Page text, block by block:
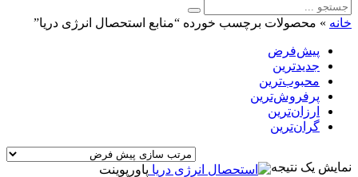
خانه » محصولات برچسب خورده “منابع استحصال انرژی دریا”
پیش‌فرض
جدیدترین
محبوب‌ترین
پرفروش‌ترین
ارزان‌ترین
گران‌ترین
نمایش یک نتیجه پاورپوینت